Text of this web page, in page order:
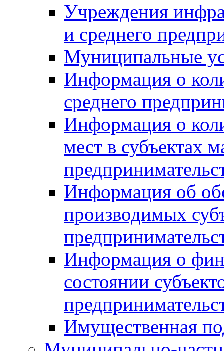
Учреждения
и среднего
Муниципальные
Информация о
среднего
Информация о
мест в субъектах
Информация об
производимых
Информация о
состоянии
Имущественная